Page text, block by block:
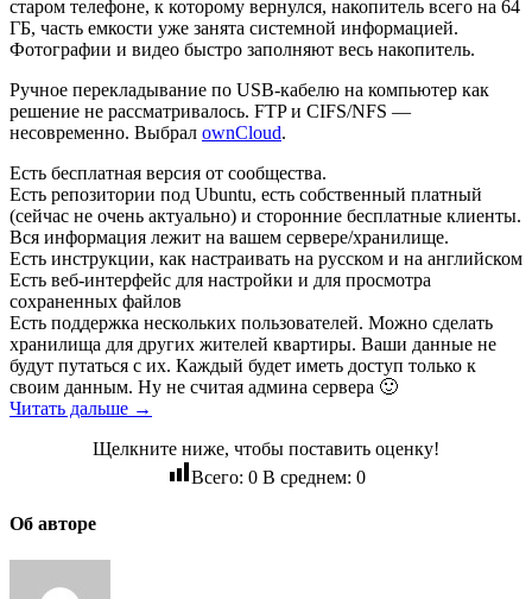
старом телефоне, к которому вернулся, накопитель всего на 64
ГБ, часть емкости уже занята системной информацией.
Фотографии и видео быстро заполняют весь накопитель.
Ручное перекладывание по USB-кабелю на компьютер как
решение не рассматривалось. FTP и CIFS/NFS —
несовременно. Выбрал ownCloud.
Есть бесплатная версия от сообщества.
Есть репозитории под Ubuntu, есть собственный платный
(сейчас не очень актуально) и сторонние бесплатные клиенты.
Вся информация лежит на вашем сервере/хранилище.
Есть инструкции, как настраивать на русском и на английском
Есть веб-интерфейс для настройки и для просмотра
сохраненных файлов
Есть поддержка нескольких пользователей. Можно сделать
хранилища для других жителей квартиры. Ваши данные не
будут путаться с их. Каждый будет иметь доступ только к
своим данным. Ну не считая админа сервера 🙂
Читать дальше →
Щелкните ниже, чтобы поставить оценку!
Всего: 0В среднем: 0
Об авторе